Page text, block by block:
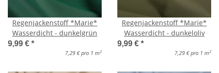
Regenjackenstoff *Marie*
Wasserdicht - dunkelgrün
9,99 € *
7,29 € pro 1 m 2
Regenjackenstoff *Marie*
Wasserdicht - dunkeloliv
9,99 € *
7,29 € pro 1 m 2